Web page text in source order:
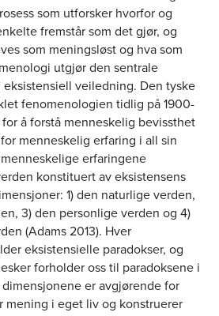
som utforsker hvorfor og
fremstår som det gjør, og
som meningsløst og hva som
utgjør den sentrale
veiledning. Den tyske
fenomenologien tidlig på 1900-
å forstå menneskelig bevissthet
menneskelig erfaring i all sin
erfaringene
konstituert av eksistensens
1) den naturlige verden,
3) den personlige verden og 4)
(Adams 2013). Hver
eksistensielle paradokser, og
forholder oss til paradoksene i
er avgjørende for
mening i eget liv og konstruerer